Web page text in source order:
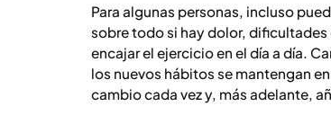
Para algunas personas, incluso
sobre todo si hay dolor,
encajar el ejercicio en el día a día.
los nuevos hábitos se mantengan
cambio cada vez y, más adelante,